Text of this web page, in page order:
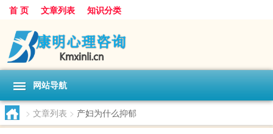
首 页 文章列表 知识分类
网站导航
> 文章列表 > 产妇为什么抑郁